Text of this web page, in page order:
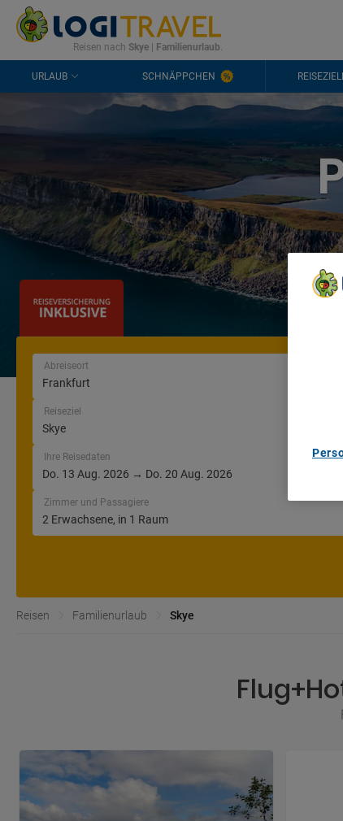
KONTAKT HÄUFIGE FRAGEN 0298 1909 3897
Reisen nach Skye Familienurlaub.
URLAUB SCHNÄPPCHEN
Abreiseort
Reiseziel
Ihre Reisedaten
Zimmer und Passagiere
Reisen Familienurlaub Skye